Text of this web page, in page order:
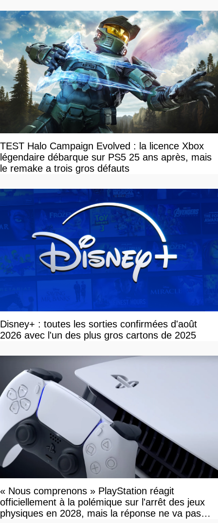
TEST Halo Campaign Evolved : la licence Xbox
légendaire débarque sur PS5 25 ans après, mais
le remake a trois gros défauts
Disney+ : toutes les sorties confirmées d'août
2026 avec l'un des plus gros cartons de 2025
« Nous comprenons » PlayStation réagit
officiellement à la polémique sur l'arrêt des jeux
physiques en 2028, mais la réponse ne va pas